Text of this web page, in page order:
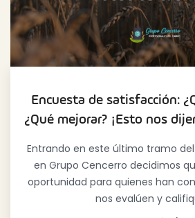
Encuesta de satisfacción:
¿Qué mejorar? ¡Esto nos
Entrando en este último tramo
en Grupo Cencerro decidimos
oportunidad para quienes han
nos evalúen y